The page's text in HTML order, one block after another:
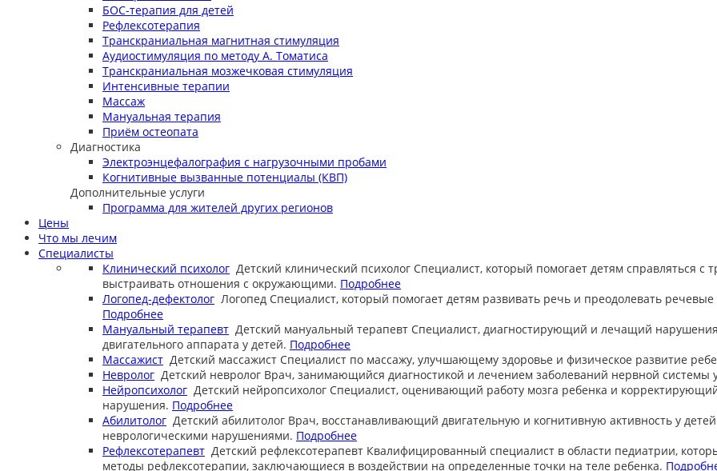
БОС-терапия для детей
Рефлексотерапия
Транскраниальная магнитная стимуляция
Аудиостимуляция по методу А. Томатиса
Транскраниальная мозжечковая стимуляция
Интенсивные терапии
Массаж
Мануальная терапия
Приём остеопата
Диагностика
Электроэнцефалография с нагрузочными пробами
Когнитивные вызванные потенциалы (КВП)
Дополнительные услуги
Программа для жителей других регионов
Цены
Что мы лечим
Специалисты
Клинический психолог Детский клинический психолог Специалист, который помогает детям справляться с
выстраивать отношения с окружающими. Подробнее
Логопед-дефектолог Логопед Специалист, который помогает детям развивать речь и преодолевать
Подробнее
Мануальный терапевт Детский мануальный терапевт Специалист, диагностирующий и лечащий
двигательного аппарата у детей. Подробнее
Массажист Детский массажист Специалист по массажу, улучшающему здоровье и физическое развитие
Невролог Детский невролог Врач, занимающийся диагностикой и лечением заболеваний нервной системы
Нейропсихолог Детский нейропсихолог Специалист, оценивающий работу мозга ребенка и
нарушения. Подробнее
Абилитолог Детский абилитолог Врач, восстанавливающий двигательную и когнитивную активность у детей
неврологическими нарушениями. Подробнее
Рефлексотерапевт Детский рефлексотерапевт Квалифицированный специалист в области педиатрии,
методы рефлексотерапии, заключающиеся в воздействии на определенные точки на теле ребенка.